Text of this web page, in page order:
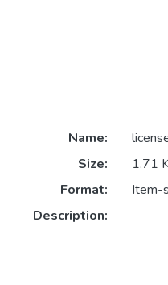
Name:
Size:
1.71
Format:
Item-
Description: